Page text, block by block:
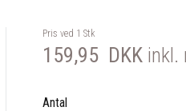
Pris ved 1 Stk
159,95 DKK inkl.
Antal